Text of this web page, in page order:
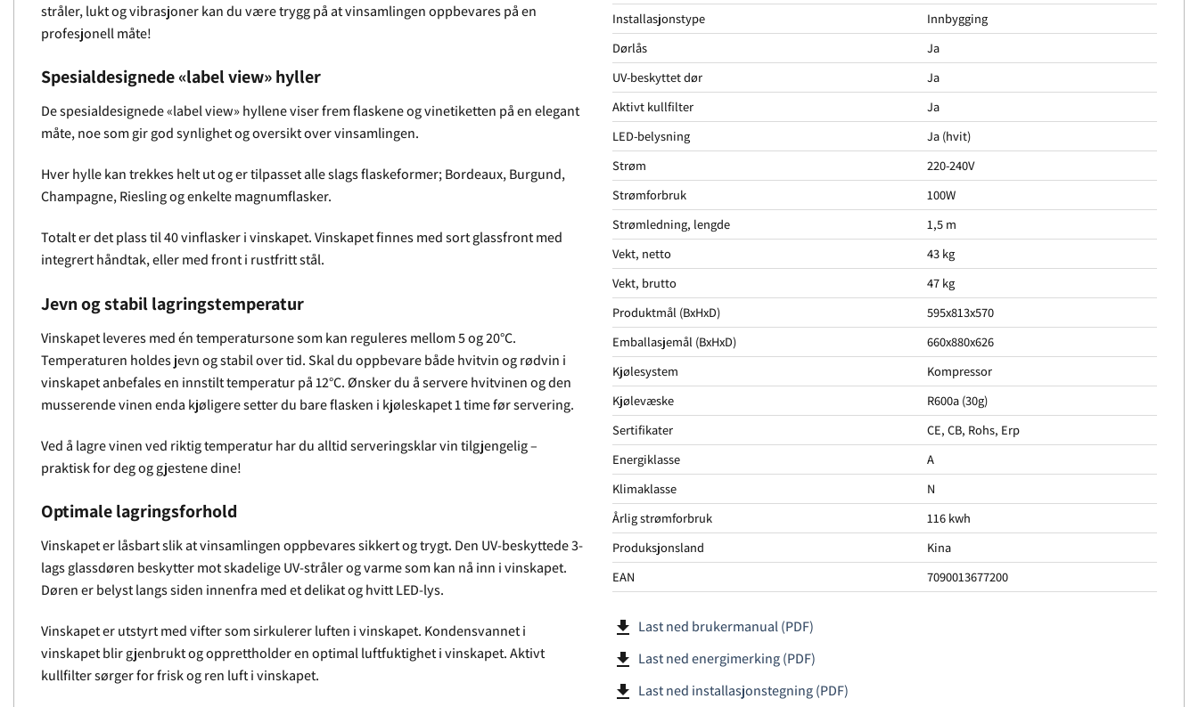
stråler, lukt og vibrasjoner kan du være trygg på at vinsamlingen oppbevares på en
profesjonell måte!
Spesialdesignede «label view» hyller
De spesialdesignede «label view» hyllene viser frem flaskene og vinetiketten på en elegant
måte, noe som gir god synlighet og oversikt over vinsamlingen.
Hver hylle kan trekkes helt ut og er tilpasset alle slags flaskeformer; Bordeaux, Burgund,
Champagne, Riesling og enkelte magnumflasker.
Totalt er det plass til 40 vinflasker i vinskapet. Vinskapet finnes med sort glassfront med
integrert håndtak, eller med front i rustfritt stål.
Jevn og stabil lagringstemperatur
Vinskapet leveres med én temperatursone som kan reguleres mellom 5 og 20°C.
Temperaturen holdes jevn og stabil over tid. Skal du oppbevare både hvitvin og rødvin i
vinskapet anbefales en innstilt temperatur på 12°C. Ønsker du å servere hvitvinen og den
musserende vinen enda kjøligere setter du bare flasken i kjøleskapet 1 time før servering.
Ved å lagre vinen ved riktig temperatur har du alltid serveringsklar vin tilgjengelig –
praktisk for deg og gjestene dine!
Optimale lagringsforhold
Vinskapet er låsbart slik at vinsamlingen oppbevares sikkert og trygt. Den UV-beskyttede 3-
lags glassdøren beskytter mot skadelige UV-stråler og varme som kan nå inn i vinskapet.
Døren er belyst langs siden innenfra med et delikat og hvitt LED-lys.
Vinskapet er utstyrt med vifter som sirkulerer luften i vinskapet. Kondensvannet i
vinskapet blir gjenbrukt og opprettholder en optimal luftfuktighet i vinskapet. Aktivt
kullfilter sørger for frisk og ren luft i vinskapet.
Installasjonstype
Innbygging
Dørlås
Ja
UV-beskyttet dør
Ja
Aktivt kullfilter
Ja
LED-belysning
Ja (hvit)
Strøm
220-240V
Strømforbruk
100W
Strømledning, lengde
1,5 m
Vekt, netto
43 kg
Vekt, brutto
47 kg
Produktmål (BxHxD)
595x813x570
Emballasjemål (BxHxD)
660x880x626
Kjølesystem
Kompressor
Kjølevæske
R600a (30g)
Sertifikater
CE, CB, Rohs, Erp
Energiklasse
A
Klimaklasse
N
Årlig strømforbruk
116 kwh
Produksjonsland
Kina
EAN
7090013677200
file_download Last ned brukermanual (PDF)
file_download Last ned energimerking (PDF)
file_download Last ned installasjonstegning (PDF)